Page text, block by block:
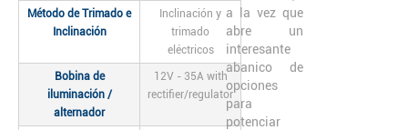
Método de Trimado e
Inclinación
Inclinación y
trimado
eléctricos
Bobina de
iluminación /
alternador
12V - 35A with
rectifier/regulator
a la vez que
abre un
interesante
abanico de
opciones
para
potenciar